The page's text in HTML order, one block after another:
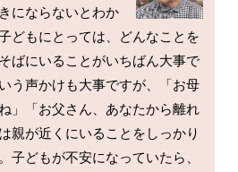
にならないとわか
どもにとっては、どんなことを
ばにいることがいちばん大事で
う声かけも大事ですが、「お母
」「お父さん、あなたから離れ
親が近くにいることをしっかり
子どもが不安になっていたら、